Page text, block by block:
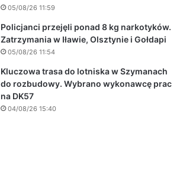
05/08/26 11:59
Policjanci przejęli ponad 8 kg narkotyków.
Zatrzymania w Iławie, Olsztynie i Gołdapi
05/08/26 11:54
Kluczowa trasa do lotniska w Szymanach
do rozbudowy. Wybrano wykonawcę prac
na DK57
04/08/26 15:40